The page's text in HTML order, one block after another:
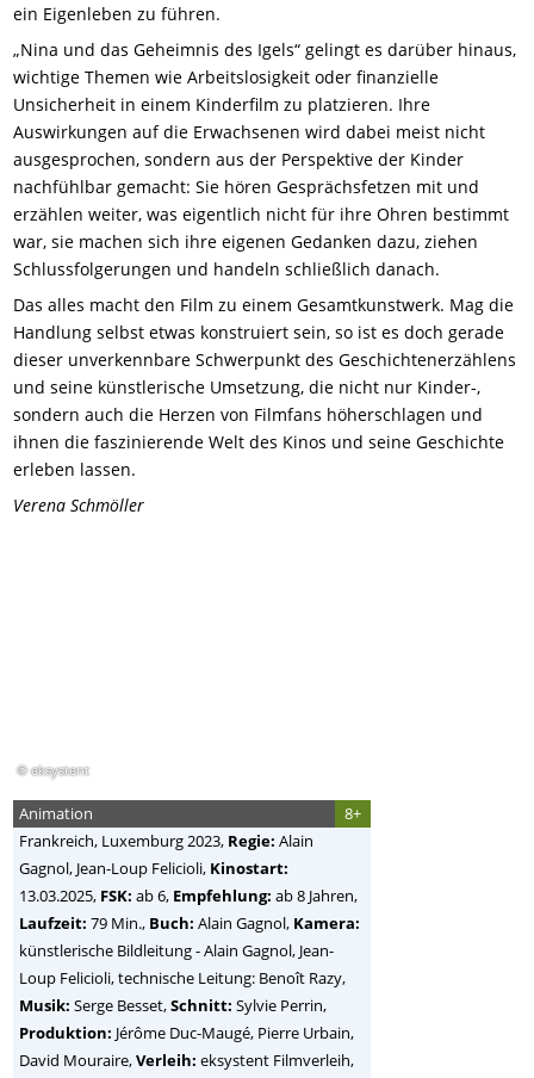
ein Eigenleben zu führen.
„Nina und das Geheimnis des Igels“ gelingt es darüber hinaus,
wichtige Themen wie Arbeitslosigkeit oder finanzielle
Unsicherheit in einem Kinderfilm zu platzieren. Ihre
Auswirkungen auf die Erwachsenen wird dabei meist nicht
ausgesprochen, sondern aus der Perspektive der Kinder
nachfühlbar gemacht: Sie hören Gesprächsfetzen mit und
erzählen weiter, was eigentlich nicht für ihre Ohren bestimmt
war, sie machen sich ihre eigenen Gedanken dazu, ziehen
Schlussfolgerungen und handeln schließlich danach.
Das alles macht den Film zu einem Gesamtkunstwerk. Mag die
Handlung selbst etwas konstruiert sein, so ist es doch gerade
dieser unverkennbare Schwerpunkt des Geschichtenerzählens
und seine künstlerische Umsetzung, die nicht nur Kinder-,
sondern auch die Herzen von Filmfans höherschlagen und
ihnen die faszinierende Welt des Kinos und seine Geschichte
erleben lassen.
Verena Schmöller
© eksystent
8+
Animation
Frankreich, Luxemburg2023, Regie: Alain
Gagnol, Jean-Loup Felicioli, Kinostart:
13.03.2025, FSK: ab 6, Empfehlung: ab 8 Jahren,
Laufzeit: 79 Min., Buch: Alain Gagnol, Kamera:
künstlerische Bildleitung - Alain Gagnol, Jean-
Loup Felicioli, technische Leitung: Benoît Razy,
Musik: Serge Besset,Schnitt: Sylvie Perrin,
Produktion: Jérôme Duc-Maugé, Pierre Urbain,
David Mouraire,Verleih: eksystent Filmverleih,